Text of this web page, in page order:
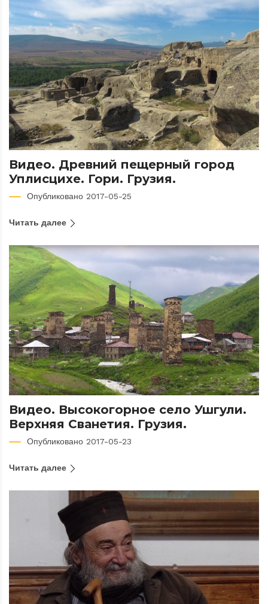
Видео. Древний пещерный город
Уплисцихе. Гори. Грузия.
Опубликовано 2017-05-25
Читать далее
Видео. Высокогорное село Ушгули.
Верхняя Сванетия. Грузия.
Опубликовано 2017-05-23
Читать далее